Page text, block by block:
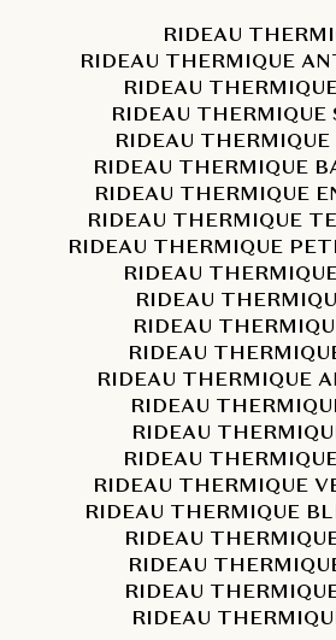
RIDEAU
RIDEAU THERMIQUE
RIDEAU
RIDEAU THERMIQUE
RIDEAU
RIDEAU THERMIQUE
RIDEAU THERMIQUE
RIDEAU THERMIQUE
RIDEAU THERMIQUE
RIDEAU
RIDEAU
RIDEAU
RIDEAU
RIDEAU THERMIQUE
RIDEAU
RIDEAU
RIDEAU
RIDEAU THERMIQUE
RIDEAU THERMIQUE
RIDEAU
RIDEAU
RIDEAU
RIDEAU